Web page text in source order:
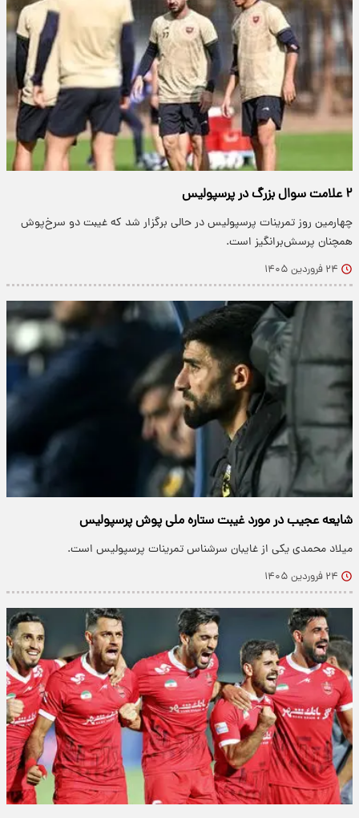
۲ علامت سوال بزرگ در پرسپولیس
چهارمین روز تمرینات پرسپولیس در حالی برگزار شد که غیبت دو سرخ‌پوش
همچنان پرسش‌برانگیز است.
۲۴ فروردین ۱۴۰۵
شایعه عجیب در مورد غیبت ستاره ملی پوش پرسپولیس
میلاد محمدی یکی از غایبان سرشناس تمرینات پرسپولیس است.
۲۴ فروردین ۱۴۰۵